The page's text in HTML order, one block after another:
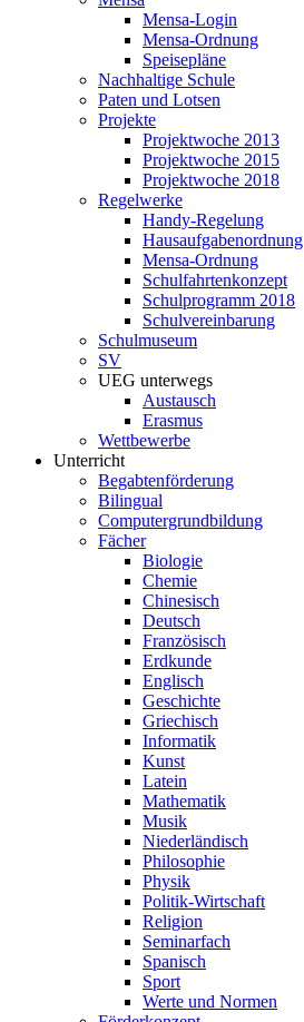
Mensa-Login
Mensa-Ordnung
Speisepläne
Nachhaltige Schule
Paten und Lotsen
Projekte
Projektwoche 2013
Projektwoche 2015
Projektwoche 2018
Regelwerke
Handy-Regelung
Hausaufgabenordnung
Mensa-Ordnung
Schulfahrtenkonzept
Schulprogramm 2018
Schulvereinbarung
Schulmuseum
SV
UEG unterwegs
Austausch
Erasmus
Wettbewerbe
Unterricht
Begabtenförderung
Bilingual
Computergrundbildung
Fächer
Biologie
Chemie
Chinesisch
Deutsch
Französisch
Erdkunde
Englisch
Geschichte
Griechisch
Informatik
Kunst
Latein
Mathematik
Musik
Niederländisch
Philosophie
Physik
Politik-Wirtschaft
Religion
Seminarfach
Spanisch
Sport
Werte und Normen